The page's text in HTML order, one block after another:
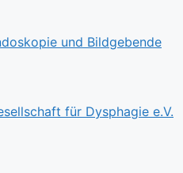
und Bildgebende
für Dysphagie e.V.